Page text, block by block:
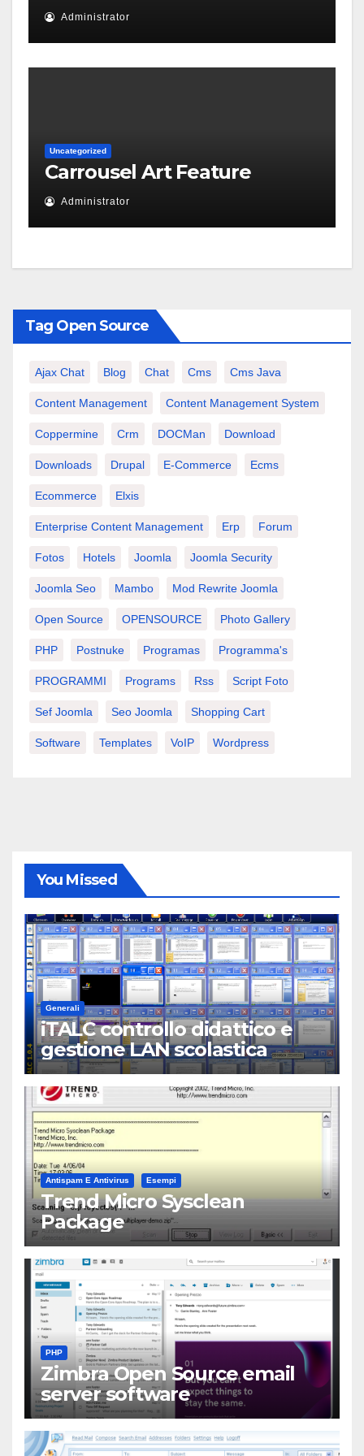
Administrator
Uncategorized
Carrousel Art Feature
Administrator
Tag Open Source
Ajax Chat Blog Chat Cms Cms Java
Content Management Content Management System
Coppermine Crm DOCMan Download
Downloads Drupal E-Commerce Ecms
Ecommerce Elxis
Enterprise Content Management Erp Forum
Fotos Hotels Joomla Joomla Security
Joomla Seo Mambo Mod Rewrite Joomla
Open Source OPENSOURCE Photo Gallery
PHP Postnuke Programas Programma's
PROGRAMMI Programs Rss Script Foto
Sef Joomla Seo Joomla Shopping Cart
Software Templates VoIP Wordpress
You Missed
Generali
iTALC controllo didattico e
gestione LAN scolastica
Antispam E Antivirus Esempi
Trend Micro Sysclean
Package
PHP
Zimbra Open Source email
server software